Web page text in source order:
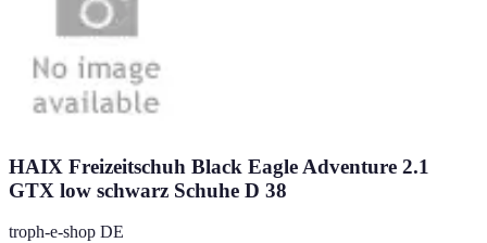
HAIX Freizeitschuh Black Eagle Adventure 2.1
GTX low schwarz Schuhe D 38
troph-e-shop DE